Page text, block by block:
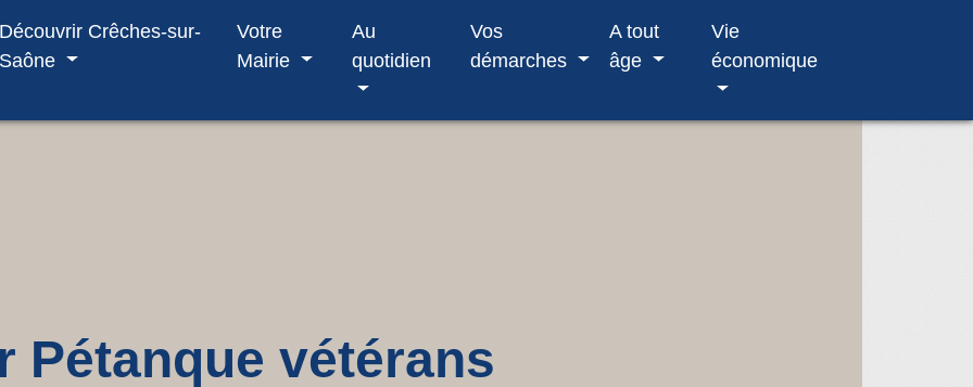
Découvrir Crêches-sur-
Saône
Votre
Mairie
Au
quotidien
Vos
démarches
A tout
âge
Vie
économique
Pétanque vétérans